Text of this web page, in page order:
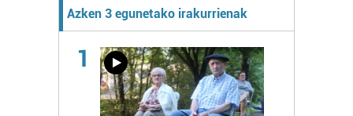
Azken 3 egunetako irakurrienak
1